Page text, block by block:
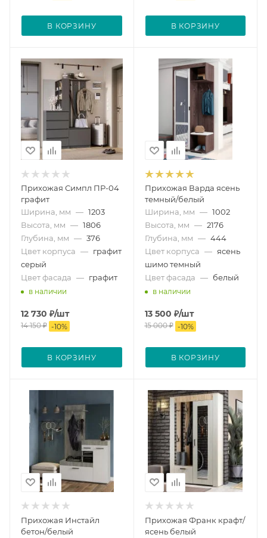
В КОРЗИНУ В КОРЗИНУ
Прихожая Симпл ПР-04
графит
Ширина, мм — 1203
Высота, мм — 1806
Глубина, мм — 376
Цвет корпуса — графит
серый
Цвет фасада — графит
в наличии
12 730 ₽/шт
14 150₽ -10%
В КОРЗИНУ
Прихожая Варда ясень
темный/белый
Ширина, мм — 1002
Высота, мм — 2176
Глубина, мм — 444
Цвет корпуса — ясень
шимо темный
Цвет фасада — белый
в наличии
13 500 ₽/шт
15 000₽ -10%
В КОРЗИНУ
Прихожая Инстайл
бетон/белый
Прихожая Франк крафт/
ясень белый